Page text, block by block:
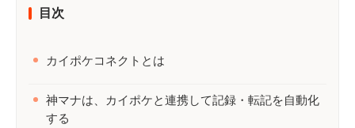
目次
カイポケコネクトとは
神マナは、カイポケと連携して記録・転記を自動化
する